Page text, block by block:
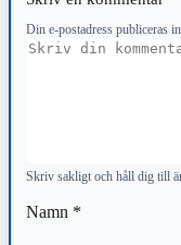
Din e-postadress publiceras
Kommentar
Skriv sakligt och håll dig till
Namn *